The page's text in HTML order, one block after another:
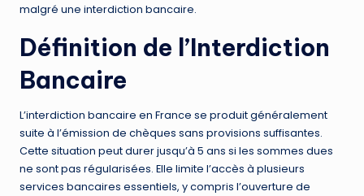
malgré une interdiction bancaire.
Définition de l’Interdiction
Bancaire
L’interdiction bancaire en France se produit généralement
suite à l’émission de chèques sans provisions suffisantes.
Cette situation peut durer jusqu’à 5 ans si les sommes dues
ne sont pas régularisées. Elle limite l’accès à plusieurs
services bancaires essentiels, y compris l’ouverture de